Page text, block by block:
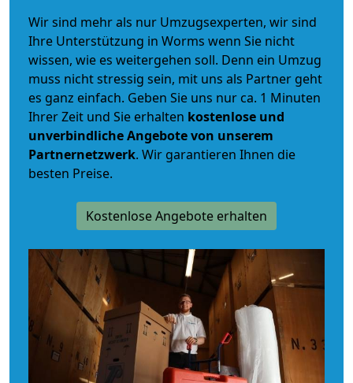
Wir sind mehr als nur Umzugsexperten, wir sind
Ihre Unterstützung in Worms wenn Sie nicht
wissen, wie es weitergehen soll. Denn ein Umzug
muss nicht stressig sein, mit uns als Partner geht
es ganz einfach. Geben Sie uns nur ca. 1 Minuten
Ihrer Zeit und Sie erhalten kostenlose und
unverbindlicheAngebote von unserem
Partnernetzwerk. Wir garantieren Ihnen die
besten Preise.
Kostenlose Angebote erhalten